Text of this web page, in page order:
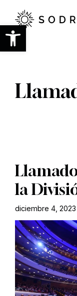
Abrir
contenido
principal
la
diciembre 4, 2023